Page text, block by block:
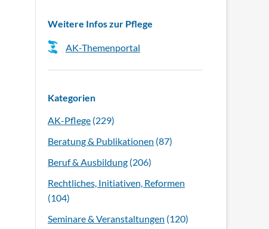
Weitere Infos zur Pflege
AK-Themenportal
Kategorien
AK-Pflege (229)
Beratung & Publikationen (87)
Beruf & Ausbildung (206)
Rechtliches, Initiativen, Reformen
(104)
Seminare & Veranstaltungen (120)